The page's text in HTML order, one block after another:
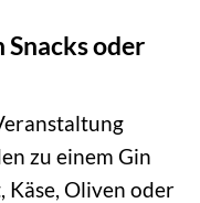
Snacks oder
zu einem Gin
Käse, Oliven oder